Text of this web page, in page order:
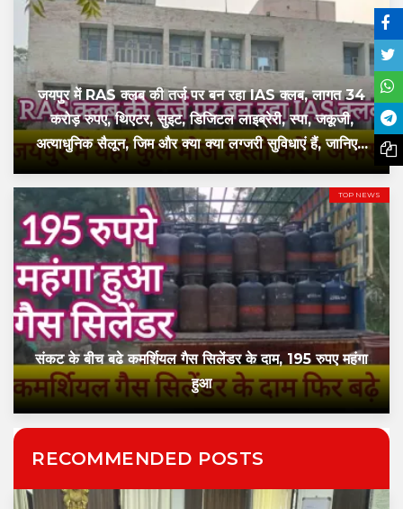
जयपुर में RAS क्लब की तर्ज पर बन रहा IAS क्लब, लागत 34
करोड़ रुपए, थिएटर, सुइट, डिजिटल लाइब्रेरी, स्पा, जकूजी,
अत्याधुनिक सैलून, जिम और क्या क्या लग्जरी सुविधाएं हैं, जानिए...
TOP NEWS
संकट के बीच बढे कमर्शियल गैस सिलेंडर के दाम, 195 रुपए महंगा
हुआ
RECOMMENDED POSTS